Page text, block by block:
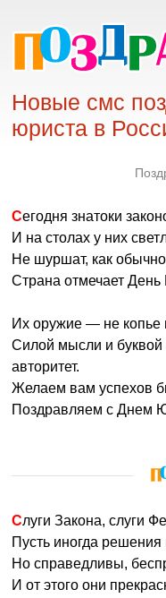
Новые смс
юриста в
Сегодня знатоки
И на столах у них
Не шуршат, как
Страна отмечает
Их оружие — не копье
Силой мысли и буквой
авторитет.
Желаем вам успехов
Поздравляем с Днем
Слуги Закона, слуги
Пусть иногда
Но справедливы,
И от этого они